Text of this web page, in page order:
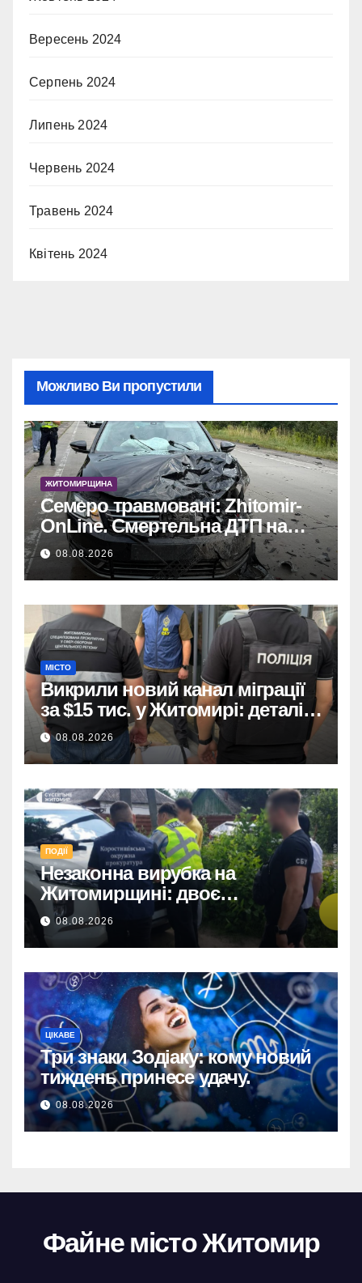
Вересень 2024
Серпень 2024
Липень 2024
Червень 2024
Травень 2024
Квітень 2024
Можливо Ви пропустили
ЖИТОМИРЩИНА
Семеро травмовані: Zhitomir-
OnLine. Смертельна ДТП на
трасі, деталі аварії.
08.08.2026
МІСТО
Викрили новий канал міграції
за $15 тис. у Житомирі: деталі
розслідування
08.08.2026
ПОДІЇ
Незаконна вирубка на
Житомирщині: двоє
підозрюваних завдали збитків
на 34+ млн грн.
08.08.2026
ЦІКАВЕ
Три знаки Зодіаку: кому новий
тиждень принесе удачу.
08.08.2026
Файне місто Житомир